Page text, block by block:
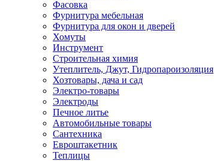
Фасовка
Фурнитура мебельная
Фурнитура для окон и дверей
Хомуты
Инструмент
Строительная химия
Утеплитель, Джут, Гидропароизоляция
Хозтовары, дача и сад
Электро-товары
Электроды
Печное литье
Автомобильные товары
Сантехника
Евроштакетник
Теплицы